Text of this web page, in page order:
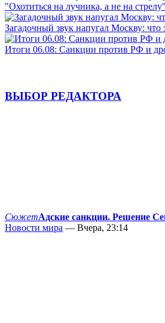
"Охотиться на лучника, а не на
Загадочный звук напугал Москву: что
Итоги 06.08: Санкции против РФ и
ВЫБОР РЕДАКТОРА
СюжетАдские санкции. Решение
Новости мира — Вчера, 23:14